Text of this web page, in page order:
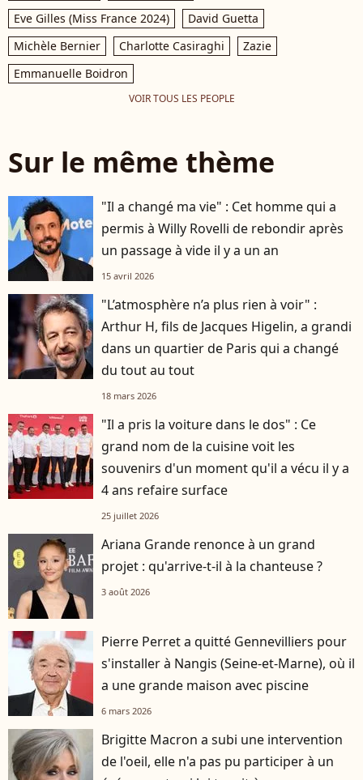
Eve Gilles (Miss France 2024)
David Guetta
Michèle Bernier
Charlotte Casiraghi
Zazie
Emmanuelle Boidron
VOIR TOUS LES PEOPLE
Sur le même thème
"Il a changé ma vie" : Cet homme qui a
permis à Willy Rovelli de rebondir après
un passage à vide il y a un an
15 avril 2026
"L’atmosphère n’a plus rien à voir" :
Arthur H, fils de Jacques Higelin, a grandi
dans un quartier de Paris qui a changé
du tout au tout
18 mars 2026
"Il a pris la voiture dans le dos" : Ce
grand nom de la cuisine voit les
souvenirs d'un moment qu'il a vécu il y a
4 ans refaire surface
25 juillet 2026
Ariana Grande renonce à un grand
projet : qu'arrive-t-il à la chanteuse ?
3 août 2026
Pierre Perret a quitté Gennevilliers pour
s'installer à Nangis (Seine-et-Marne), où il
a une grande maison avec piscine
6 mars 2026
Brigitte Macron a subi une intervention
de l'oeil, elle n'a pas pu participer à un